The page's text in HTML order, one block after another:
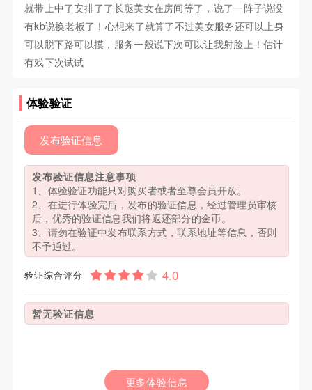
就带上中了安排了了长腿美女在房间等了，说了一阵子说没
有kb说换老板了！心想来了就算了不过美女服务还可以上身
可以脱下路可以摸，服务一般说下次可以让我射脸上！估计
有戏下次试试
体验验证
发布验证信息
发布验证信息注意事项
1、体验验证功能只对购买者或者至尊会员开放。
2、在进行体验完后，发布的验证信息，经过管理员审核
后，优秀的验证信息我们将返还部分的金币。
3、请勿在验证中发布联系方式，联系地址等信息，否则
不予通过。
验证综合评分
暂无验证信息
更多体验信息